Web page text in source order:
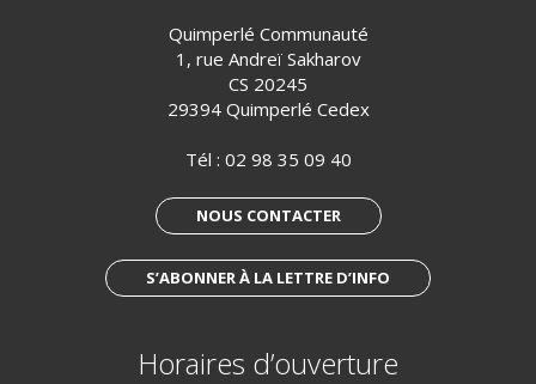
Quimperlé Communauté
1, rue Andreï Sakharov
CS 20245
29394 Quimperlé Cedex
Tél : 02 98 35 09 40
NOUS CONTACTER
S’ABONNER À LA LETTRE D’INFO
Horaires d’ouverture